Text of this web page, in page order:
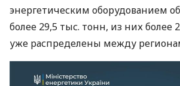
энергетическим оборудованием
более 29,5 тыс. тонн, из них более
уже распределены между